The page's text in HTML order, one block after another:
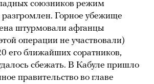
союзников режим
разгромлен. Горное убежище
штурмовали афганцы
операции не участвовали)
его ближайших соратников,
сбежать. В Кабуле пришло
правительство во главе